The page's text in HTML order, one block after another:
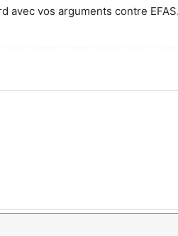
avec vos arguments contre EFAS.